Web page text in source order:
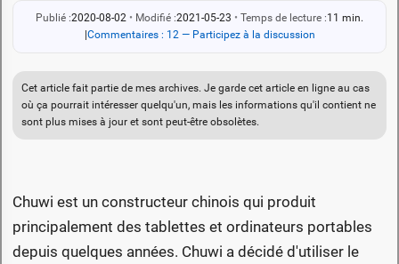
Publié :2020-08-02 • Modifié :2021-05-23 • Temps de lecture :11 min.
|Commentaires : 12 — Participez à la discussion
Cet article fait partie de mes archives. Je garde cet article en ligne au cas
où ça pourrait intéresser quelqu'un, mais les informations qu'il contient ne
sont plus mises à jour et sont peut-être obsolètes.
Chuwi est un constructeur chinois qui produit
principalement des tablettes et ordinateurs portables
depuis quelques années. Chuwi a décidé d'utiliser le